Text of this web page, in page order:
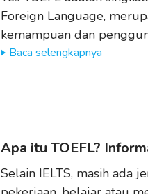
Foreign Language,
kemampuan dan
Baca selengkapnya
Apa itu TOEFL?
Selain IELTS, masih ada